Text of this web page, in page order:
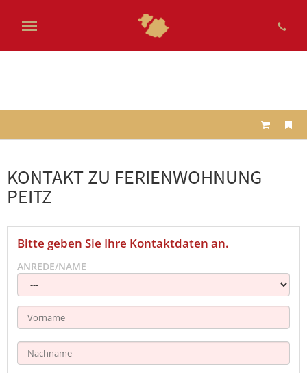
Hauptinhalt
KONTAKT ZU FERIENWOHNUNG
PEITZ
Bitte geben Sie Ihre Kontaktdaten an.
ANREDE/NAME